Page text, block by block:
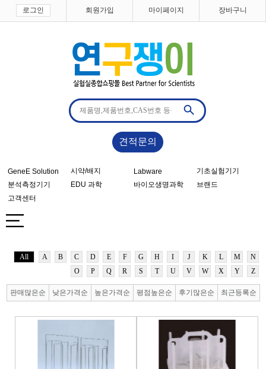
로그인 회원가입 마이페이지 장바구니
견적문의
GeneE Solution 시약/배지 Labware
기초실험기기
분석측정기기
EDU 과학 바이오생명과학
브랜드
고객센터
All A B C D E F G H I J K L M
N
O
P Q R S T U V W X Y Z
판매많은순 낮은가격순 높은가격순 평점높은순 후기많은순 최근등록순